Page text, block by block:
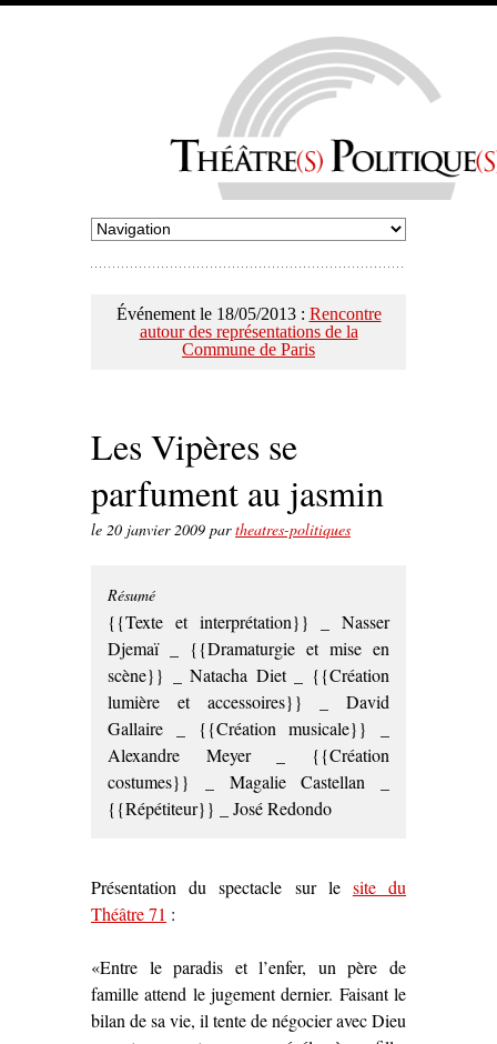
Événement le 18/05/2013 : Rencontre
autour des représentations de la
Commune de Paris
Les Vipères se
parfument au jasmin
le 20 janvier 2009 partheatres-politiques
Résumé
{{Texte et interprétation}} _ Nasser
Djemaï _ {{Dramaturgie et mise en
scène}} _ Natacha Diet _ {{Création
lumière et accessoires}} _ David
Gallaire _ {{Création musicale}} _
Alexandre Meyer _ {{Création
costumes}} _ Magalie Castellan _
{{Répétiteur}} _ José Redondo
Présentation du spectacle sur le site du
Théâtre 71 :
«Entre le paradis et l’enfer, un père de
famille attend le jugement dernier. Faisant le
bilan de sa vie, il tente de négocier avec Dieu